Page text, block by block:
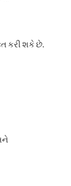
કરી શકે છે.